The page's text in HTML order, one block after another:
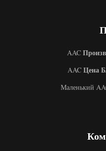
AAC
AACЦена
Маленький